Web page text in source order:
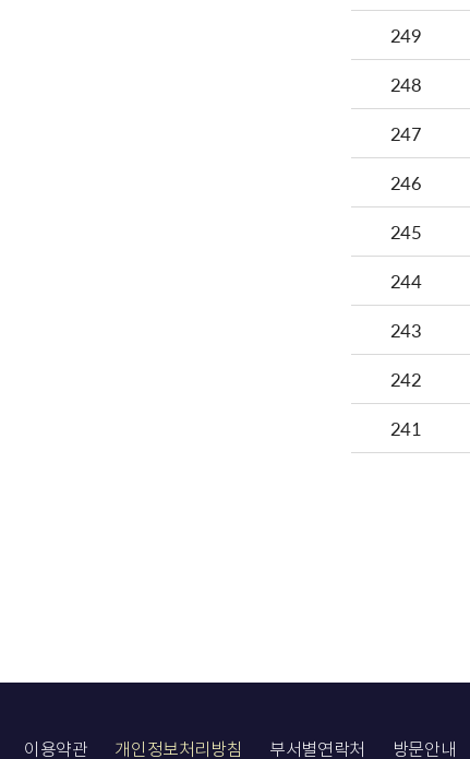
249
248
247
246
245
244
243
242
241
이용약관 개인정보처리방침 부서별연락처 방문안내